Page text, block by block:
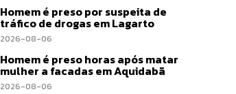
Homem é preso por suspeita de
tráfico de drogas em Lagarto
2026-08-06
Homem é preso horas após matar
mulher a facadas em Aquidabã
2026-08-06